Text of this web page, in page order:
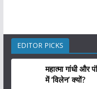
EDITOR PICKS
महात्मा गांधी
में ‘विलेन’ क्यों?